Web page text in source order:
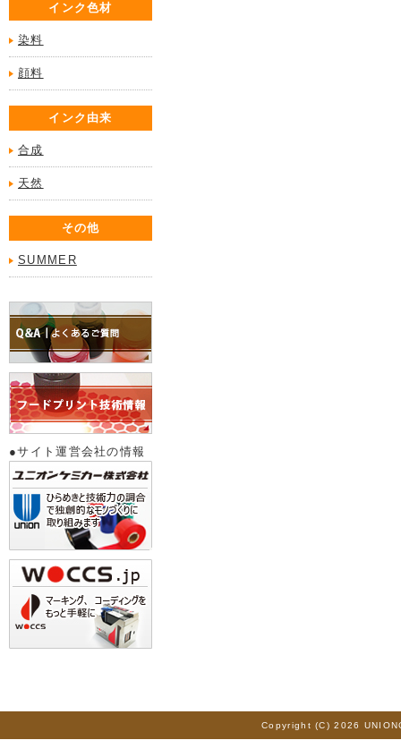
インク色材
染料
顔料
インク由来
合成
天然
その他
SUMMER
●サイト運営会社の情報
Copyright (C) 2026